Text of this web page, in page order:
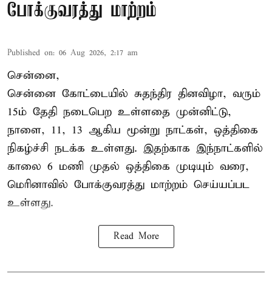
போக்குவரத்து மாற்றம்
Published on: 06 Aug 2026, 2:17 am
சென்னை,
சென்னை கோட்டையில் சுதந்திர தினவிழா, வரும்
15ம் தேதி நடைபெற உள்ளதை முன்னிட்டு,
நாளை, 11, 13 ஆகிய மூன்று நாட்கள், ஒத்திகை
நிகழ்ச்சி நடக்க உள்ளது. இதற்காக இந்நாட்களில்
காலை 6 மணி முதல் ஒத்திகை முடியும் வரை,
மெரினாவில் போக்குவரத்து மாற்றம் செய்யப்பட
உள்ளது.
Read More